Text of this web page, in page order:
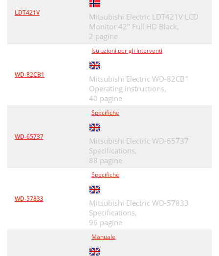
LDT421V
Mitsubishi Electric LDT421V LCD
Monitor 42" Full HD Black,
2 pagine
WD-82CB1
Istruzioni per gli Interventi
Mitsubishi Electric WD-82CB1
Operating instructions,
40 pagine
WD-65737
Specifiche
Mitsubishi Electric WD-65737
Specifications,
88 pagine
WD-57833
Specifiche
Mitsubishi Electric WD-57833
Specifications,
96 pagine
Manuale